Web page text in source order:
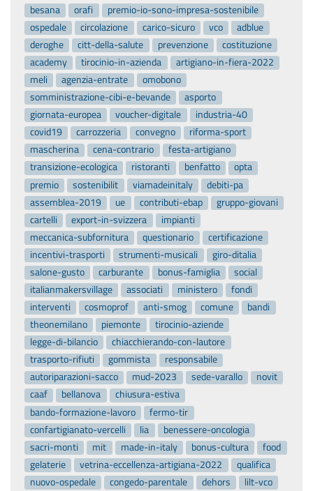
besana
orafi
premio-io-sono-impresa-sostenibile
ospedale
circolazione carico-sicuro vco
adblue
deroghe
citt-della-salute prevenzione
costituzione
academy
tirocinio-in-azienda
artigiano-in-fiera-2022
meli
agenzia-entrate
omobono
somministrazione-cibi-e-bevande
asporto
giornata-europea
voucher-digitale
industria-40
covid19
carrozzeria convegno
riforma-sport
mascherina
cena-contrario
festa-artigiano
transizione-ecologica
ristoranti benfatto
opta
premio
sostenibilit viamadeinitaly
debiti-pa
assemblea-2019
ue contributi-ebap
gruppo-giovani
cartelli
export-in-svizzera
impianti
meccanica-subfornitura
questionario
certificazione
incentivi-trasporti
strumenti-musicali
giro-ditalia
salone-gusto
carburante bonus-famiglia
social
italianmakersvillage
associati ministero
fondi
interventi
cosmoprof anti-smog comune
bandi
theonemilano
piemonte
tirocinio-aziende
legge-di-bilancio
chiacchierando-con-lautore
trasporto-rifiuti
gommista
responsabile
autoriparazioni-sacco
mud-2023 sede-varallo
novit
caaf
bellanova
chiusura-estiva
bando-formazione-lavoro
fermo-tir
confartigianato-vercelli
lia
benessere-oncologia
sacri-monti
mit made-in-italy bonus-cultura
food
gelaterie
vetrina-eccellenza-artigiana-2022
qualifica
nuovo-ospedale
congedo-parentale dehors
lilt-vco